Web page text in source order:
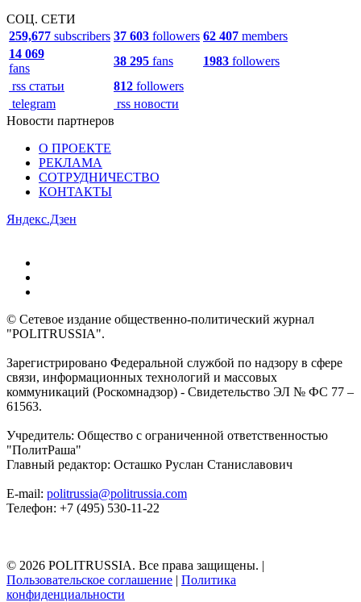
СОЦ. СЕТИ
259,677 subscribers 37 603 followers 62 407 members
14 069
fans
38 295 fans 1983 followers
rss статьи
812 followers
telegram
rss новости
Новости партнеров
О ПРОЕКТЕ
РЕКЛАМА
СОТРУДНИЧЕСТВО
КОНТАКТЫ
Яндекс.Дзен
© Сетевое издание общественно-политический журнал
"POLITRUSSIA".
Зарегистрировано Федеральной службой по надзору в сфере
связи, информационных технологий и массовых
коммуникаций (Роскомнадзор) - Свидетельство ЭЛ № ФС 77 –
61563.
Учредитель: Общество с ограниченной ответственностью
"ПолитРаша"
Главный редактор: Осташко Руслан Станиславович
E-mail: politrussia@politrussia.com
Телефон: +7 (495) 530-11-22
© 2026 POLITRUSSIA. Все права защищены. |
Пользовательское соглашение | Политика
конфиденциальности